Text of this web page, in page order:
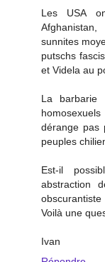
Les USA
sunnites
putschs
et Videla au
La barbarie
dérange pas
peuples
Est-il
abstraction
Voilà une
Ivan